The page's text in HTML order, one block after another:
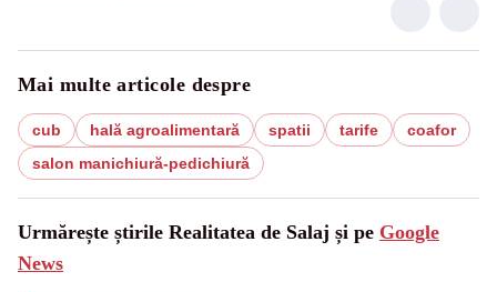
Mai multe articole despre
cub hală agroalimentară spatii tarife
coafor
salon manichiură-pedichiură
Urmărește știrile Realitatea de Salaj și pe Google
News